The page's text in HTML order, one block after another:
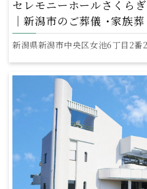
セレモニーホールさくら
｜新潟市のご葬儀 ･家族葬
新潟県新潟市中央区女池6丁目2番